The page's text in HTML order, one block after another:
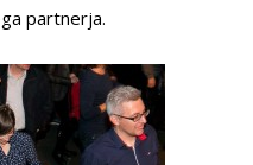
partnerja.